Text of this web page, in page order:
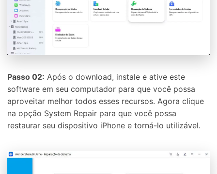
Passo 02: Após o download, instale e ative este
software em seu computador para que você possa
aproveitar melhor todos esses recursos. Agora clique
na opção System Repair para que você possa
restaurar seu dispositivo iPhone e torná-lo utilizável.